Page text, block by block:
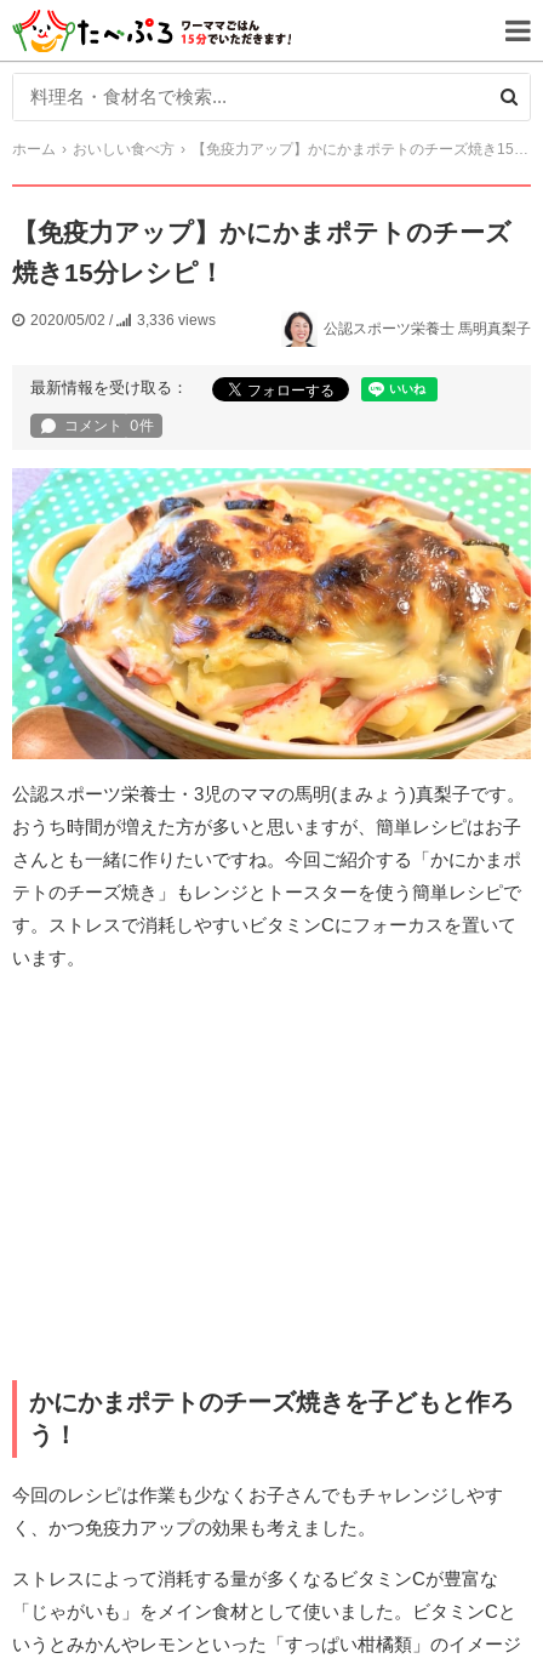
ホーム おいしい食べ方 【免疫力アップ】かにかまポテトのチーズ焼き15分レシピ！
【免疫力アップ】かにかまポテトのチーズ
焼き15分レシピ！
2020/05/02 / 3,336 views 公認スポーツ栄養士 馬明真梨子
最新情報を受け取る：
公認スポーツ栄養士・3児のママの馬明(まみょう)真梨子です。
おうち時間が増えた方が多いと思いますが、簡単レシピはお子
さんとも一緒に作りたいですね。今回ご紹介する「かにかまポ
テトのチーズ焼き」もレンジとトースターを使う簡単レシピで
す。ストレスで消耗しやすいビタミンCにフォーカスを置いて
います。
かにかまポテトのチーズ焼きを子どもと作ろ
う！
今回のレシピは作業も少なくお子さんでもチャレンジしやす
く、かつ免疫力アップの効果も考えました。
ストレスによって消耗する量が多くなるビタミンCが豊富な
「じゃがいも」をメイン食材として使いました。ビタミンCと
いうとみかんやレモンといった「すっぱい柑橘類」のイメージ